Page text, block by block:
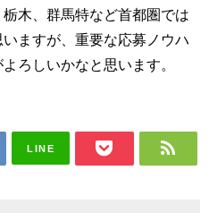
木、群馬特など首都圏では
ますが、重要な応募ノウハ
ろしいかなと思います。
LINE